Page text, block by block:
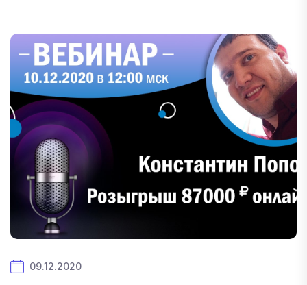
09.12.2020